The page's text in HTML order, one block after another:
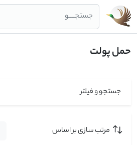
جستجــــو
حمل پولت
جستجو و فیلتر
مرتب سازی بر اساس